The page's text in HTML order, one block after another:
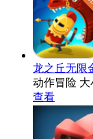
龙之丘无限
动作冒险 大
查看